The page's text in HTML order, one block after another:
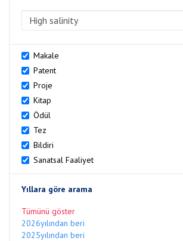
Makale
Patent
Proje
Kitap
Ödül
Tez
Bildiri
Sanatsal Faaliyet
Yıllara göre arama
Tümünü göster
2026yılından beri
2025yılından beri